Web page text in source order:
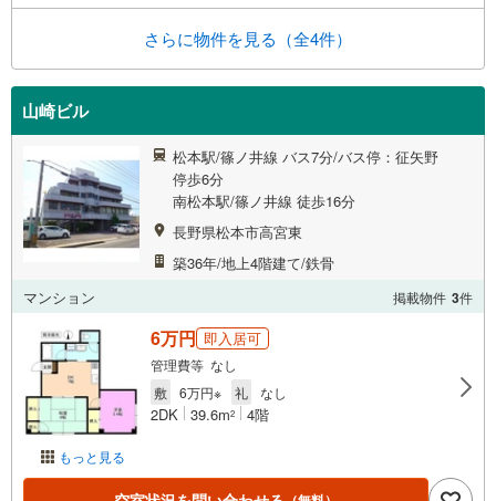
さらに物件を見る（全4件）
山崎ビル
松本駅/篠ノ井線 バス7分/バス停：征矢野
停歩6分
南松本駅/篠ノ井線 徒歩16分
長野県松本市高宮東
築36年/地上4階建て/鉄骨
マンション
掲載物件 3件
もっと見る
6万円 即入居可
管理費等 なし
敷
6万円※ 礼 なし
2DK 39.6m2 4階